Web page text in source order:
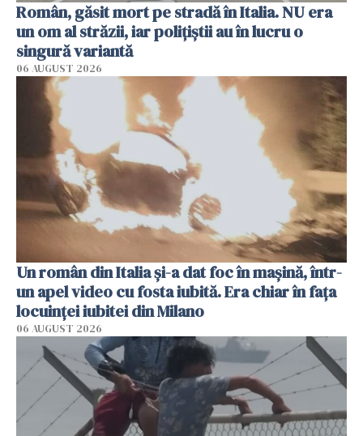
Român, găsit mort pe stradă în Italia. NU era
un om al străzii, iar polițiștii au în lucru o
singură variantă
06 AUGUST 2026
Un român din Italia și-a dat foc în mașină, într-
un apel video cu fosta iubită. Era chiar în fața
locuinței iubitei din Milano
06 AUGUST 2026